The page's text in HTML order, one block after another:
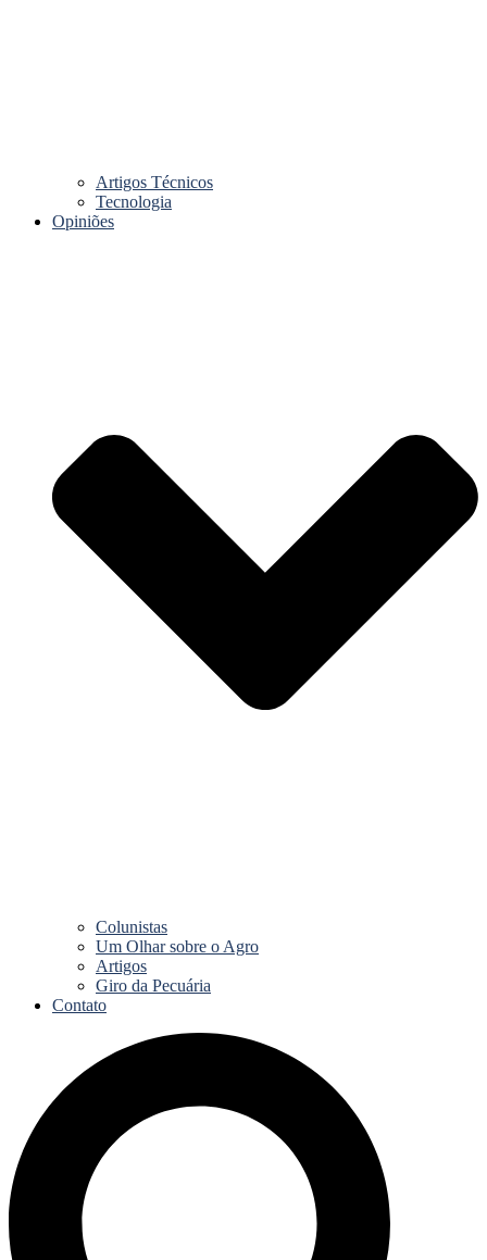
Artigos Técnicos
Tecnologia
Opiniões
Colunistas
Um Olhar sobre o Agro
Artigos
Giro da Pecuária
Contato